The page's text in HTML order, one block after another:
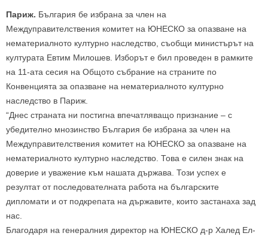
Париж. България бе избрана за член на
Междуправителствения комитет на ЮНЕСКО за опазване на
нематериалното културно наследство, съобщи министърът на
културата Евтим Милошев. Изборът е бил проведен в рамките
на 11-ата сесия на Общото събрание на страните по
Конвенцията за опазване на нематериалното културно
наследство в Париж.
“Днес страната ни постигна впечатляващо признание – с
убедително мнозинство България бе избрана за член на
Междуправителствения комитет на ЮНЕСКО за опазване на
нематериалното културно наследство. Това е силен знак на
доверие и уважение към нашата държава. Този успех е
резултат от последователната работа на българските
дипломати и от подкрепата на държавите, които застанаха зад
нас.
Благодаря на генералния директор на ЮНЕСКО д-р Халед Ел-